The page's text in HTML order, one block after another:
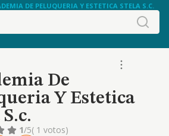
DE PELUQUERIA Y ESTETICA STELA S.C.
De
Y Estetica
1/5( 1 votos)